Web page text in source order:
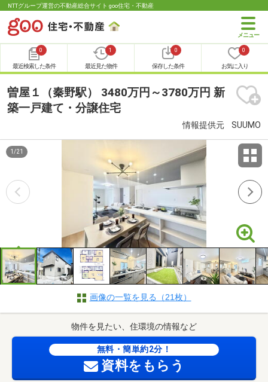
NTTグループ運営の不動産総合サイト goo住宅・不動産
0
最近検索した条件
1
最近見た物件
0
保存した条件
0
お気に入り
曽屋１（秦野駅） 3480万円～3780万円 新
築一戸建て・分譲住宅
情報提供元 SUUMO
1 /21
画像の一覧を見る（21枚）
物件を見たい、住環境の情報など
無料・簡単約2分！
資料をもらう